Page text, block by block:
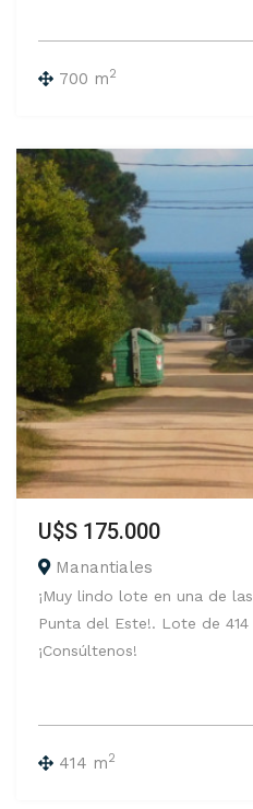
700 m2
U$S 175.000
Manantiales
¡Muy lindo lote en una de
Punta del Este!. Lote de
¡Consúltenos!
414 m2